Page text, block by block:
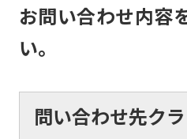
お問い合わせ内容
い。
問い合わせ先ク
if